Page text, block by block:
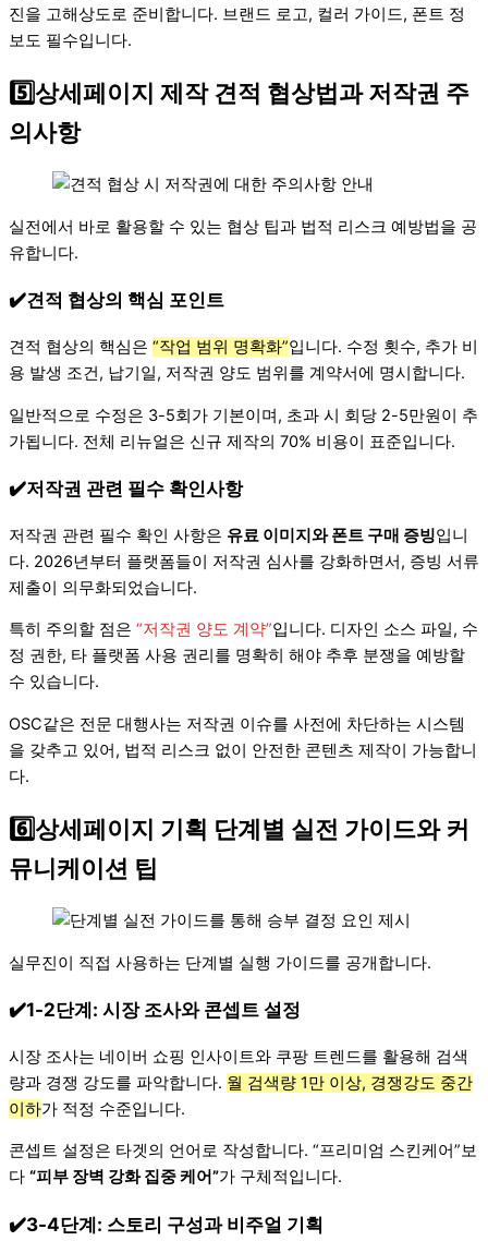
진을 고해상도로 준비합니다. 브랜드 로고, 컬러 가이드, 폰트 정
보도 필수입니다.
5️⃣상세페이지 제작 견적 협상법과 저작권 주
의사항
실전에서 바로 활용할 수 있는 협상 팁과 법적 리스크 예방법을 공
유합니다.
✔️견적 협상의 핵심 포인트
견적 협상의 핵심은 “작업 범위 명확화”입니다. 수정 횟수, 추가 비
용 발생 조건, 납기일, 저작권 양도 범위를 계약서에 명시합니다.
일반적으로 수정은 3-5회가 기본이며, 초과 시 회당 2-5만원이 추
가됩니다. 전체 리뉴얼은 신규 제작의 70% 비용이 표준입니다.
✔️저작권 관련 필수 확인사항
저작권 관련 필수 확인 사항은 유료 이미지와 폰트 구매 증빙입니
다. 2026년부터 플랫폼들이 저작권 심사를 강화하면서, 증빙 서류
제출이 의무화되었습니다.
특히 주의할 점은 “저작권 양도 계약”입니다. 디자인 소스 파일, 수
정 권한, 타 플랫폼 사용 권리를 명확히 해야 추후 분쟁을 예방할
수 있습니다.
OSC같은 전문 대행사는 저작권 이슈를 사전에 차단하는 시스템
을 갖추고 있어, 법적 리스크 없이 안전한 콘텐츠 제작이 가능합니
다.
6️⃣상세페이지 기획 단계별 실전 가이드와 커
뮤니케이션 팁
실무진이 직접 사용하는 단계별 실행 가이드를 공개합니다.
✔️1-2단계: 시장 조사와 콘셉트 설정
시장 조사는 네이버 쇼핑 인사이트와 쿠팡 트렌드를 활용해 검색
량과 경쟁 강도를 파악합니다. 월 검색량 1만 이상, 경쟁강도 중간
이하가 적정 수준입니다.
콘셉트 설정은 타겟의 언어로 작성합니다. “프리미엄 스킨케어”보
다 “피부 장벽 강화 집중 케어”가 구체적입니다.
✔️3-4단계: 스토리 구성과 비주얼 기획